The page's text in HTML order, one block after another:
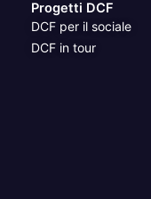
Progetti DCF
DCF per il sociale
DCF in tour